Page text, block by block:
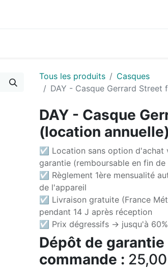
Tous les produits
Casques
DAY - Casque Gerrard Street
DAY - Casque
(location annuelle)
☑ Location sans option d'achat
garantie (remboursable en fin
☑ Règlement 1ère mensualité
de l'appareil
☑ Livraison gratuite (France
pendant 14 J après réception
☑ Prix dégressifs -> jusqu'à
Dépôt de garantie
commande : 25,00